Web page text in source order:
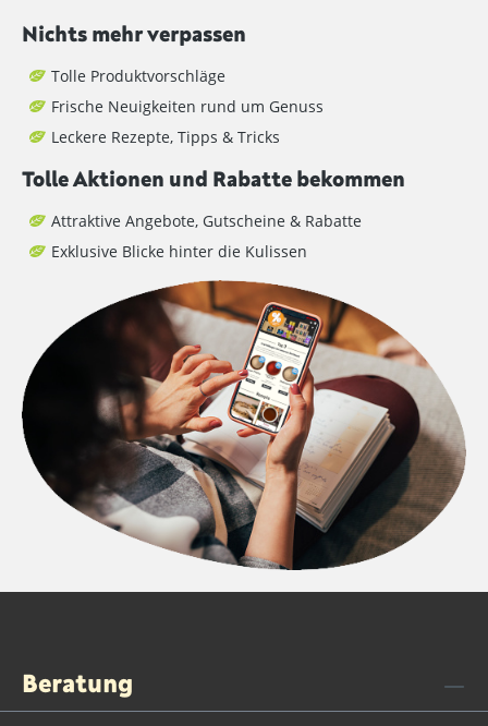
Nichts mehr verpassen
Tolle Produktvorschläge
Frische Neuigkeiten rund um Genuss
Leckere Rezepte, Tipps & Tricks
Tolle Aktionen und Rabatte bekommen
Attraktive Angebote, Gutscheine & Rabatte
Exklusive Blicke hinter die Kulissen
Beratung